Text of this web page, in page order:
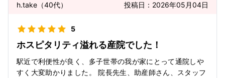
h.take （40代） 投稿日： 2026年05月04日
5
ホスピタリティ溢れる産院でした！
駅近で利便性が良く、多子世帯の我が家にとって通院しや
すく大変助かりました。 院長先生、助産師さん、スタッフ